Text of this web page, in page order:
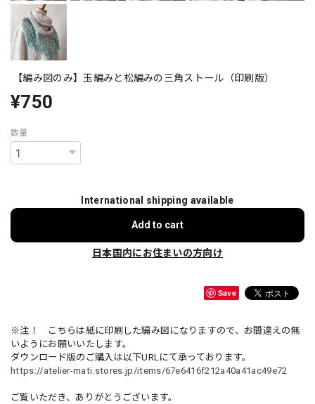
【編み図のみ】玉編みと松編みの三角ストール（印刷版）
¥750
数量
International shipping available
Add to cart
日本国内にお住まいの方向け
Save
※注！ こちらは紙に印刷した編み図になりますので、お間違えの無
いようにお願いいたします。
ダウンロード版のご購入は以下URLにて承っております。
https://atelier-mati.stores.jp/items/67e6416f212a40a41ac49e72
ご覧いただき、ありがとうございます。